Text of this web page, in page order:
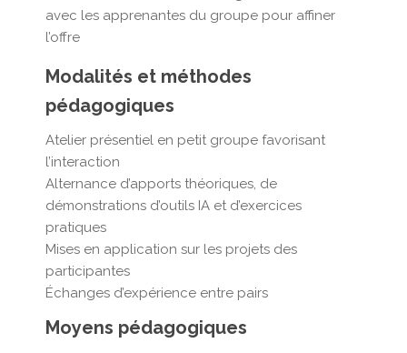
avec les apprenantes du groupe pour affiner
l’offre
Modalités et méthodes
pédagogiques
Atelier présentiel en petit groupe favorisant
l’interaction
Alternance d’apports théoriques, de
démonstrations d’outils IA et d’exercices
pratiques
Mises en application sur les projets des
participantes
Échanges d’expérience entre pairs
Moyens pédagogiques